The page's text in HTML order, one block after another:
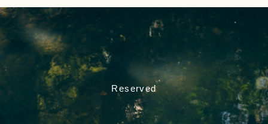
Reserved